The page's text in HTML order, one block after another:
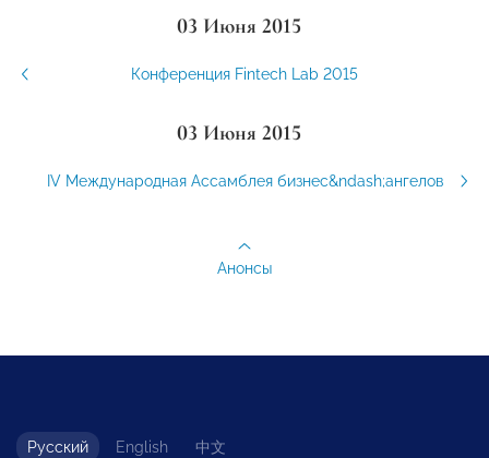
03 Июня 2015
Конференция Fintech Lab 2015
03 Июня 2015
IV Международная Ассамблея бизнес&ndash;ангелов
Анонсы
Русский English 中文